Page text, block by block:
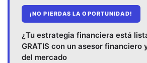
¡NO PIERDAS LA OPORTUNIDAD!
¿Tu estrategia financiera está
GRATIS con un asesor financiero
del mercado